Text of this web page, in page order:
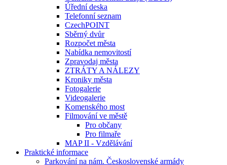
Úřední deska
Telefonní seznam
CzechPOINT
Sběrný dvůr
Rozpočet města
Nabídka nemovitostí
Zpravodaj města
ZTRÁTY A NÁLEZY
Kroniky města
Fotogalerie
Videogalerie
Komenského most
Filmování ve městě
Pro občany
Pro filmaře
MAP II - Vzdělávání
Praktické informace
Parkování na nám. Československé armády